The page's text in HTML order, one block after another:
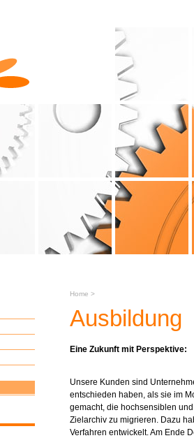
Home >
Ausbildung
Eine Zukunft mit Perspektive:
Unsere Kunden sind
entschieden haben, als sie im
gemacht, die hochsensiblen
Zielarchiv zu migrieren. Dazu
Verfahren entwickelt. Am Ende